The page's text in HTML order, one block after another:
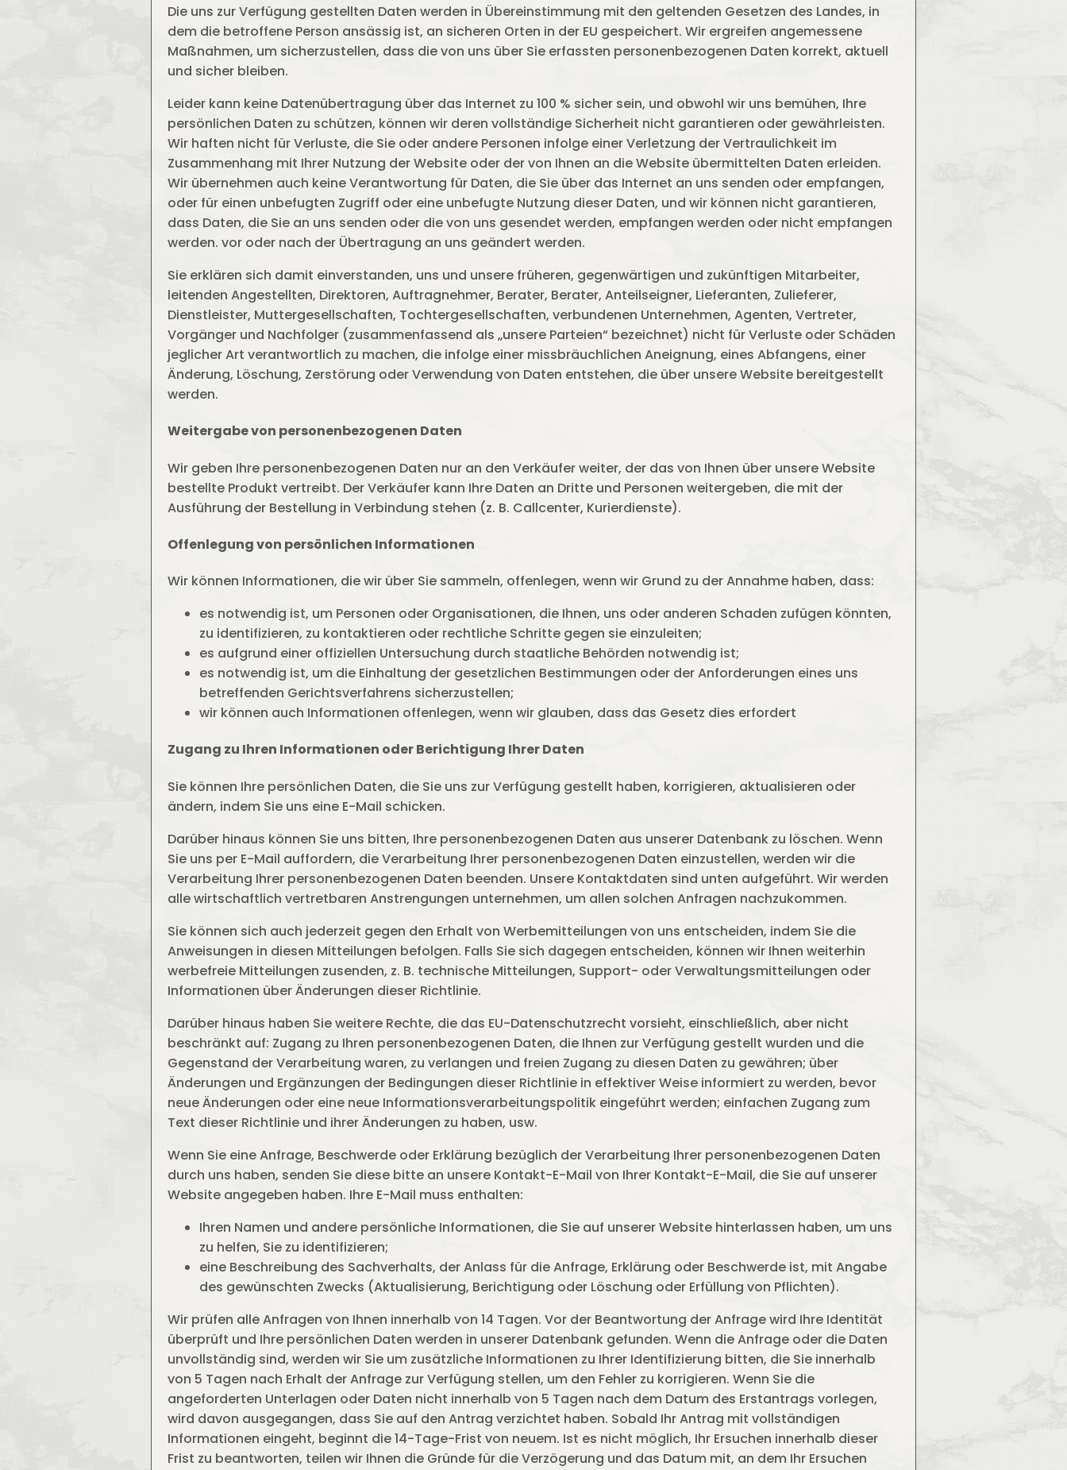
Die uns zur Verfügung gestellten Daten werden in Übereinstimmung mit den geltenden Gesetzen des Landes, in
dem die betroffene Person ansässig ist, an sicheren Orten in der EU gespeichert. Wir ergreifen angemessene
Maßnahmen, um sicherzustellen, dass die von uns über Sie erfassten personenbezogenen Daten korrekt, aktuell
und sicher bleiben.
Leider kann keine Datenübertragung über das Internet zu 100 % sicher sein, und obwohl wir uns bemühen, Ihre
persönlichen Daten zu schützen, können wir deren vollständige Sicherheit nicht garantieren oder gewährleisten.
Wir haften nicht für Verluste, die Sie oder andere Personen infolge einer Verletzung der Vertraulichkeit im
Zusammenhang mit Ihrer Nutzung der Website oder der von Ihnen an die Website übermittelten Daten erleiden.
Wir übernehmen auch keine Verantwortung für Daten, die Sie über das Internet an uns senden oder empfangen,
oder für einen unbefugten Zugriff oder eine unbefugte Nutzung dieser Daten, und wir können nicht garantieren,
dass Daten, die Sie an uns senden oder die von uns gesendet werden, empfangen werden oder nicht empfangen
werden. vor oder nach der Übertragung an uns geändert werden.
Sie erklären sich damit einverstanden, uns und unsere früheren, gegenwärtigen und zukünftigen Mitarbeiter,
leitenden Angestellten, Direktoren, Auftragnehmer, Berater, Berater, Anteilseigner, Lieferanten, Zulieferer,
Dienstleister, Muttergesellschaften, Tochtergesellschaften, verbundenen Unternehmen, Agenten, Vertreter,
Vorgänger und Nachfolger (zusammenfassend als „unsere Parteien“ bezeichnet) nicht für Verluste oder Schäden
jeglicher Art verantwortlich zu machen, die infolge einer missbräuchlichen Aneignung, eines Abfangens, einer
Änderung, Löschung, Zerstörung oder Verwendung von Daten entstehen, die über unsere Website bereitgestellt
werden.
Weitergabe von personenbezogenen Daten
Wir geben Ihre personenbezogenen Daten nur an den Verkäufer weiter, der das von Ihnen über unsere Website
bestellte Produkt vertreibt. Der Verkäufer kann Ihre Daten an Dritte und Personen weitergeben, die mit der
Ausführung der Bestellung in Verbindung stehen (z. B. Callcenter, Kurierdienste).
Offenlegung von persönlichen Informationen
Wir können Informationen, die wir über Sie sammeln, offenlegen, wenn wir Grund zu der Annahme haben, dass:
es notwendig ist, um Personen oder Organisationen, die Ihnen, uns oder anderen Schaden zufügen könnten,
zu identifizieren, zu kontaktieren oder rechtliche Schritte gegen sie einzuleiten;
es aufgrund einer offiziellen Untersuchung durch staatliche Behörden notwendig ist;
es notwendig ist, um die Einhaltung der gesetzlichen Bestimmungen oder der Anforderungen eines uns
betreffenden Gerichtsverfahrens sicherzustellen;
wir können auch Informationen offenlegen, wenn wir glauben, dass das Gesetz dies erfordert
Zugang zu Ihren Informationen oder Berichtigung Ihrer Daten
Sie können Ihre persönlichen Daten, die Sie uns zur Verfügung gestellt haben, korrigieren, aktualisieren oder
ändern, indem Sie uns eine E-Mail schicken.
Darüber hinaus können Sie uns bitten, Ihre personenbezogenen Daten aus unserer Datenbank zu löschen. Wenn
Sie uns per E-Mail auffordern, die Verarbeitung Ihrer personenbezogenen Daten einzustellen, werden wir die
Verarbeitung Ihrer personenbezogenen Daten beenden. Unsere Kontaktdaten sind unten aufgeführt. Wir werden
alle wirtschaftlich vertretbaren Anstrengungen unternehmen, um allen solchen Anfragen nachzukommen.
Sie können sich auch jederzeit gegen den Erhalt von Werbemitteilungen von uns entscheiden, indem Sie die
Anweisungen in diesen Mitteilungen befolgen. Falls Sie sich dagegen entscheiden, können wir Ihnen weiterhin
werbefreie Mitteilungen zusenden, z. B. technische Mitteilungen, Support- oder Verwaltungsmitteilungen oder
Informationen über Änderungen dieser Richtlinie.
Darüber hinaus haben Sie weitere Rechte, die das EU-Datenschutzrecht vorsieht, einschließlich, aber nicht
beschränkt auf: Zugang zu Ihren personenbezogenen Daten, die Ihnen zur Verfügung gestellt wurden und die
Gegenstand der Verarbeitung waren, zu verlangen und freien Zugang zu diesen Daten zu gewähren; über
Änderungen und Ergänzungen der Bedingungen dieser Richtlinie in effektiver Weise informiert zu werden, bevor
neue Änderungen oder eine neue Informationsverarbeitungspolitik eingeführt werden; einfachen Zugang zum
Text dieser Richtlinie und ihrer Änderungen zu haben, usw.
Wenn Sie eine Anfrage, Beschwerde oder Erklärung bezüglich der Verarbeitung Ihrer personenbezogenen Daten
durch uns haben, senden Sie diese bitte an unsere Kontakt-E-Mail von Ihrer Kontakt-E-Mail, die Sie auf unserer
Website angegeben haben. Ihre E-Mail muss enthalten:
Ihren Namen und andere persönliche Informationen, die Sie auf unserer Website hinterlassen haben, um uns
zu helfen, Sie zu identifizieren;
eine Beschreibung des Sachverhalts, der Anlass für die Anfrage, Erklärung oder Beschwerde ist, mit Angabe
des gewünschten Zwecks (Aktualisierung, Berichtigung oder Löschung oder Erfüllung von Pflichten).
Wir prüfen alle Anfragen von Ihnen innerhalb von 14 Tagen. Vor der Beantwortung der Anfrage wird Ihre Identität
überprüft und Ihre persönlichen Daten werden in unserer Datenbank gefunden. Wenn die Anfrage oder die Daten
unvollständig sind, werden wir Sie um zusätzliche Informationen zu Ihrer Identifizierung bitten, die Sie innerhalb
von 5 Tagen nach Erhalt der Anfrage zur Verfügung stellen, um den Fehler zu korrigieren. Wenn Sie die
angeforderten Unterlagen oder Daten nicht innerhalb von 5 Tagen nach dem Datum des Erstantrags vorlegen,
wird davon ausgegangen, dass Sie auf den Antrag verzichtet haben. Sobald Ihr Antrag mit vollständigen
Informationen eingeht, beginnt die 14-Tage-Frist von neuem. Ist es nicht möglich, Ihr Ersuchen innerhalb dieser
Frist zu beantworten, teilen wir Ihnen die Gründe für die Verzögerung und das Datum mit, an dem Ihr Ersuchen